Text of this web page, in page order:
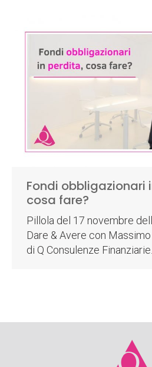
Fondi obbligazionari
cosa fare?
Pillola del 17 novembre
Dare & Avere con
di Q Consulenze Finanziarie.